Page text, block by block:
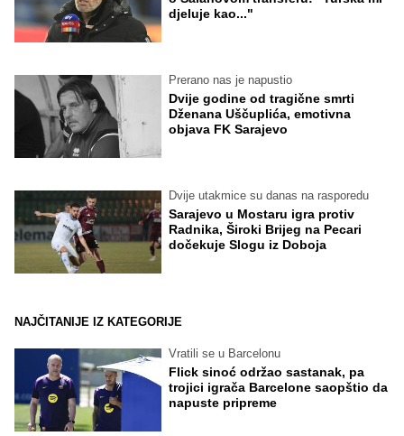
djeluje kao..."
Prerano nas je napustio
Dvije godine od tragične smrti
Dženana Uščuplića, emotivna
objava FK Sarajevo
Dvije utakmice su danas na rasporedu
Sarajevo u Mostaru igra protiv
Radnika, Široki Brijeg na Pecari
dočekuje Slogu iz Doboja
NAJČITANIJE IZ KATEGORIJE
Vratili se u Barcelonu
Flick sinoć održao sastanak, pa
trojici igrača Barcelone saopštio da
napuste pripreme